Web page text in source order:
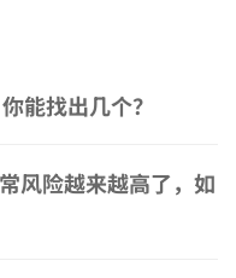
能找出几个？
风险越来越高了，如